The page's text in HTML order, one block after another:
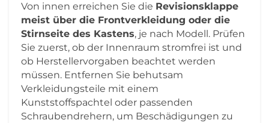
Von innen erreichen Sie die Revisionsklappe
meist über die Frontverkleidung oder die
Stirnseite des Kastens, je nach Modell. Prüfen
Sie zuerst, ob der Innenraum stromfrei ist und
ob Herstellervorgaben beachtet werden
müssen. Entfernen Sie behutsam
Verkleidungsteile mit einem
Kunststoffspachtel oder passenden
Schraubendrehern, um Beschädigungen zu